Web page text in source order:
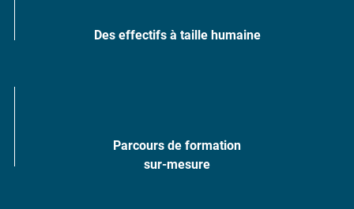
Des effectifs à taille humaine
Parcours de formation
sur-mesure